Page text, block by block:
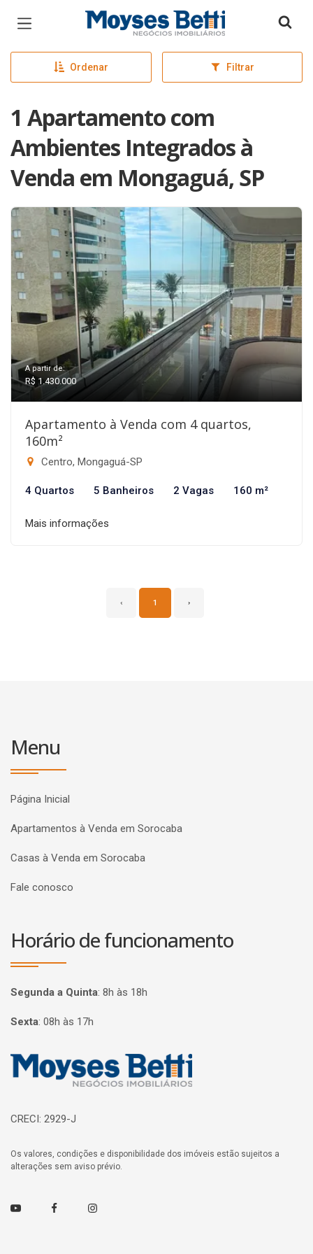
Página inicial
Ordenar Filtrar
1 Apartamento com
Ambientes Integrados à
Venda em Mongaguá, SP
A partir de:
R$ 1.430.000
Apartamento à Venda com 4 quartos,
160m²
Centro, Mongaguá-SP
4 Quartos 5 Banheiros 2 Vagas 160 m²
Mais informações
‹ 1 ›
Menu
Página Inicial
Apartamentos à Venda em Sorocaba
Casas à Venda em Sorocaba
Fale conosco
Horário de funcionamento
Segunda a Quinta: 8h às 18h
Sexta: 08h às 17h
Página inicial
CRECI: 2929-J
Os valores, condições e disponibilidade dos imóveis estão sujeitos a
alterações sem aviso prévio.
Youtube FacebookInstagram